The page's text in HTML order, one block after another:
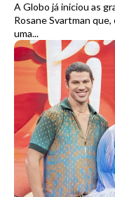
A Globo já iniciou as
Rosane Svartman
uma...